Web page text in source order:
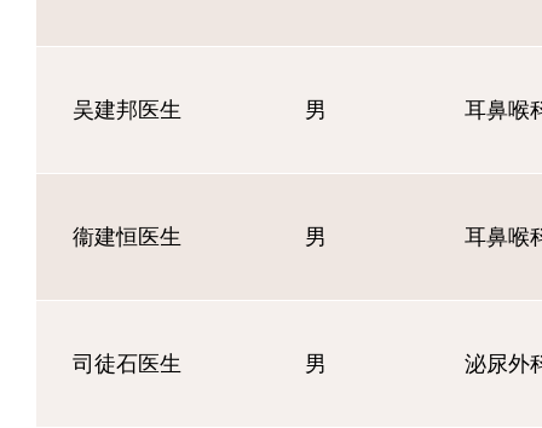
吴建邦医生 男 耳鼻喉
衞建恒医生 男 耳鼻喉
司徒石医生 男 泌尿外